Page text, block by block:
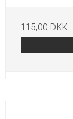
115,00 DKK